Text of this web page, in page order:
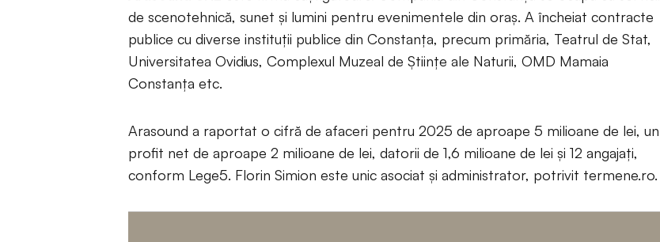
de scenotehnică, sunet și lumini pentru evenimentele din oraș. A încheiat contracte
publice cu diverse instituții publice din Constanța, precum primăria, Teatrul de Stat,
Universitatea Ovidius, Complexul Muzeal de Științe ale Naturii, OMD Mamaia
Constanța etc.
Arasound a raportat o cifră de afaceri pentru 2025 de aproape 5 milioane de lei, un
profit net de aproape 2 milioane de lei, datorii de 1,6 milioane de lei și 12 angajați,
conform Lege5. Florin Simion este unic asociat și administrator, potrivit termene.ro.